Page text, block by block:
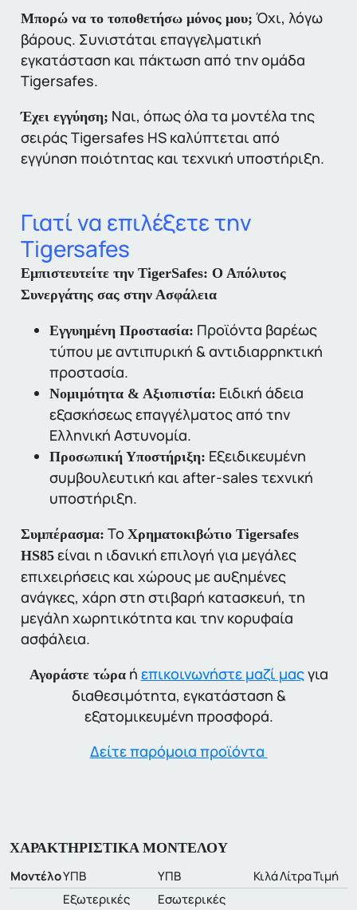
Μπορώ να το τοποθετήσω μόνος μου; Όχι, λόγω
βάρους. Συνιστάται επαγγελματική
εγκατάσταση και πάκτωση από την ομάδα
Tigersafes.
Έχει εγγύηση; Ναι, όπως όλα τα μοντέλα της
σειράςTigersafes HSκαλύπτεται από
εγγύηση ποιότητας και τεχνική υποστήριξη.
Γιατί να επιλέξετε την
Tigersafes
Εμπιστευτείτε την TigerSafes: Ο Απόλυτος
Συνεργάτης σας στην Ασφάλεια
Εγγυημένη Προστασία: Προϊόντα βαρέως
τύπου με αντιπυρική & αντιδιαρρηκτική
προστασία.
Νομιμότητα & Αξιοπιστία: Ειδική άδεια
εξασκήσεως επαγγέλματος από την
Ελληνική Αστυνομία.
Προσωπική Υποστήριξη: Εξειδικευμένη
συμβουλευτική και after-sales τεχνική
υποστήριξη.
Συμπέρασμα: Το Χρηματοκιβώτιο Tigersafes
HS85είναι η ιδανική επιλογή για μεγάλες
επιχειρήσεις και χώρους με αυξημένες
ανάγκες, χάρη στη στιβαρή κατασκευή, τη
μεγάλη χωρητικότητα και την κορυφαία
ασφάλεια.
Αγοράστε τώραή επικοινωνήστε μαζί μαςγια
διαθεσιμότητα, εγκατάσταση &
εξατομικευμένη προσφορά.
Δείτε παρόμοια προϊόντα
ΧΑΡΑΚΤΗΡΙΣΤΙΚΑ ΜΟΝΤΕΛΟΥ
ΜοντέλοΥΠΒ ΥΠΒ ΚιλάΛίτραΤιμή
Εξωτερικές
Εσωτερικές